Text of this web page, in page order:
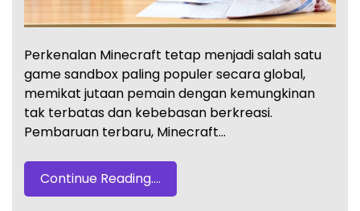
Perkenalan Minecraft tetap menjadi salah satu
game sandbox paling populer secara global,
memikat jutaan pemain dengan kemungkinan
tak terbatas dan kebebasan berkreasi.
Pembaruan terbaru, Minecraft…
Continue Reading....